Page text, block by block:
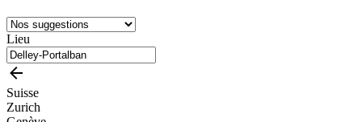
Lieu
Suisse
Zurich